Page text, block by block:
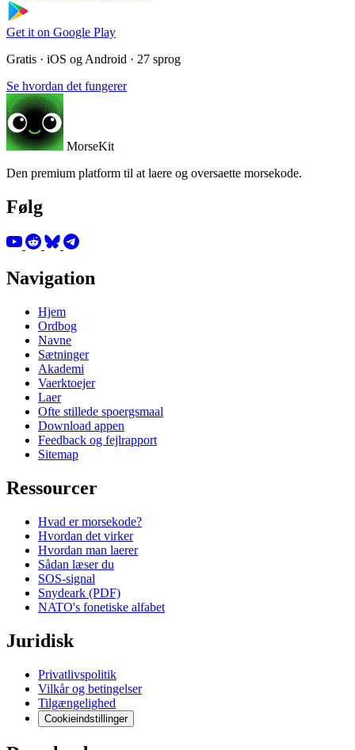
Get it on Google Play
Gratis · iOS og Android · 27 sprog
Se hvordan det fungerer
MorseKit
Den premium platform til at laere og oversaette morsekode.
Følg
Navigation
Hjem
Ordbog
Navne
Sætninger
Akademi
Vaerktoejer
Laer
Ofte stillede spoergsmaal
Download appen
Feedback og fejlrapport
Sitemap
Ressourcer
Hvad er morsekode?
Hvordan det virker
Hvordan man laerer
Sådan læser du
SOS-signal
Snydeark (PDF)
NATO's fonetiske alfabet
Juridisk
Privatlivspolitik
Vilkår og betingelser
Tilgængelighed
Cookieindstillinger